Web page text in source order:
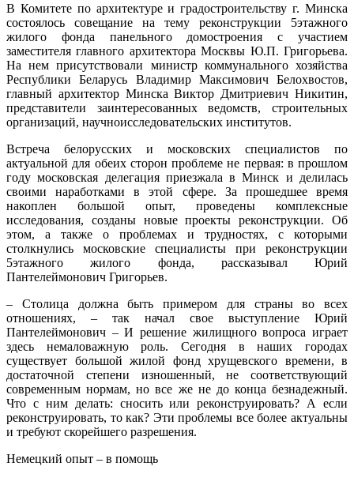
В Комитете по архитектуре и градостроительству г. Минска
состоялось совещание на тему реконструкции 5этажного
жилого фонда панельного домостроения с участием
заместителя главного архитектора Москвы Ю.П. Григорьева.
На нем присутствовали министр коммунального хозяйства
Республики Беларусь Владимир Максимович Белохвостов,
главный архитектор Минска Виктор Дмитриевич Никитин,
представители заинтересованных ведомств, строительных
организаций, научноисследовательских институтов.
Встреча белорусских и московских специалистов по
актуальной для обеих сторон проблеме не первая: в прошлом
году московская делегация приезжала в Минск и делилась
своими наработками в этой сфере. За прошедшее время
накоплен большой опыт, проведены комплексные
исследования, созданы новые проекты реконструкции. Об
этом, а также о проблемах и трудностях, с которыми
столкнулись московские специалисты при реконструкции
5этажного жилого фонда, рассказывал Юрий
Пантелеймонович Григорьев.
– Столица должна быть примером для страны во всех
отношениях, – так начал свое выступление Юрий
Пантелеймонович – И решение жилищного вопроса играет
здесь немаловажную роль. Сегодня в наших городах
существует большой жилой фонд хрущевского времени, в
достаточной степени изношенный, не соответствующий
современным нормам, но все же не до конца безнадежный.
Что с ним делать: сносить или реконструировать? А если
реконструировать, то как? Эти проблемы все более актуальны
и требуют скорейшего разрешения.
Немецкий опыт – в помощь